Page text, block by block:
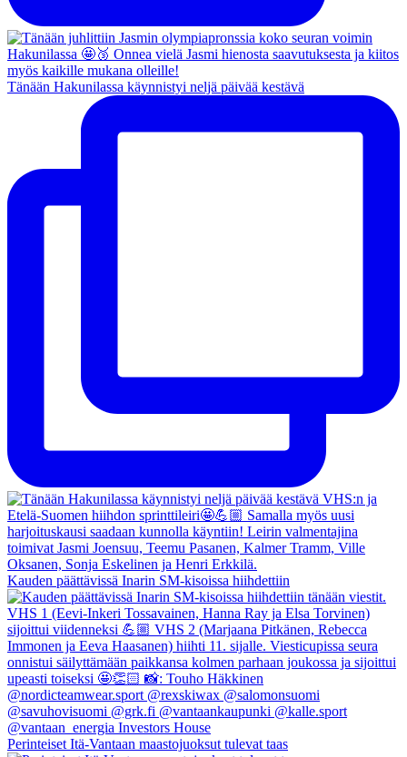
Tänään Hakunilassa käynnistyi neljä päivää kestävä
Kauden päättävissä Inarin SM-kisoissa hiihdettiin
Perinteiset Itä-Vantaan maastojuoksut tulevat taas